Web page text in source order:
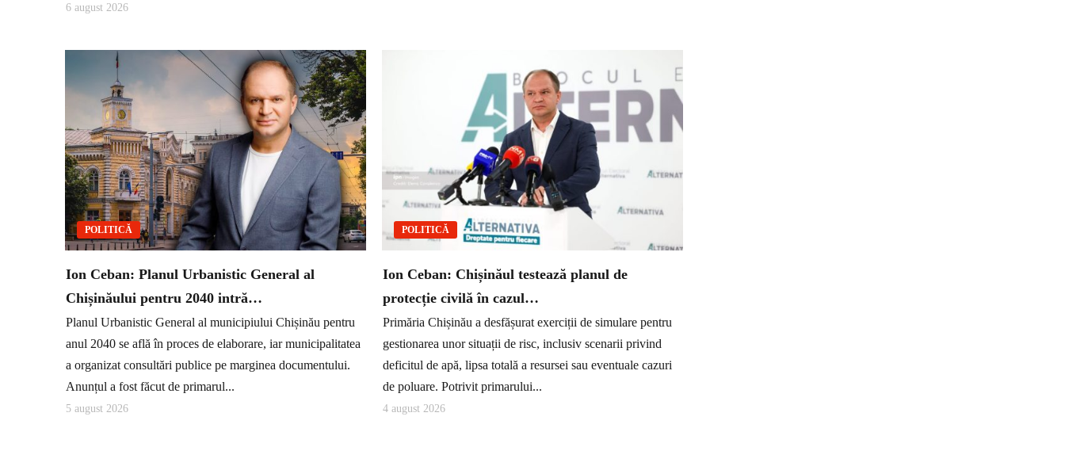
6 august 2026
POLITICĂ
Ion Ceban: Planul Urbanistic General al
Chișinăului pentru 2040 intră…
Planul Urbanistic General al municipiului Chișinău pentru
anul 2040 se află în proces de elaborare, iar municipalitatea
a organizat consultări publice pe marginea documentului.
Anunțul a fost făcut de primarul...
5 august 2026
POLITICĂ
Ion Ceban: Chișinăul testează planul de
protecție civilă în cazul…
Primăria Chișinău a desfășurat exerciții de simulare pentru
gestionarea unor situații de risc, inclusiv scenarii privind
deficitul de apă, lipsa totală a resursei sau eventuale cazuri
de poluare. Potrivit primarului...
4 august 2026